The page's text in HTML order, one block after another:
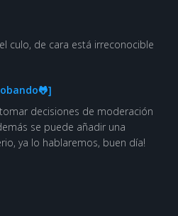
culo, de cara está irreconocible
decisiones de moderación
se puede añadir una
ya lo hablaremos, buen día!